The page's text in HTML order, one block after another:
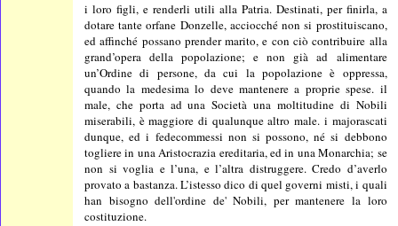
i loro figli, e renderli utili alla Patria. Destinati, per finirla, a
dotare tante orfane Donzelle, acciocché non si prostituiscano,
ed affinché possano prender marito, e con ciò contribuire alla
grand’opera della popolazione; e non già ad alimentare
un’Ordine di persone, da cui la popolazione è oppressa,
quando la medesima lo deve mantenere a proprie spese. il
male, che porta ad una Società una moltitudine di Nobili
miserabili, è maggiore di qualunque altro male. i majorascati
dunque, ed i fedecommessi non si possono, né si debbono
togliere in una Aristocrazia ereditaria, ed in una Monarchia; se
non si voglia e l’una, e l’altra distruggere. Credo d’averlo
provato a bastanza. L’istesso dico di quel governi misti, i quali
han bisogno dell'ordine de' Nobili, per mantenere la loro
costituzione.